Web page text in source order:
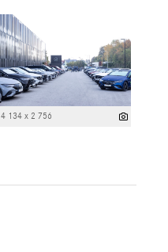
4 134 x 2 756